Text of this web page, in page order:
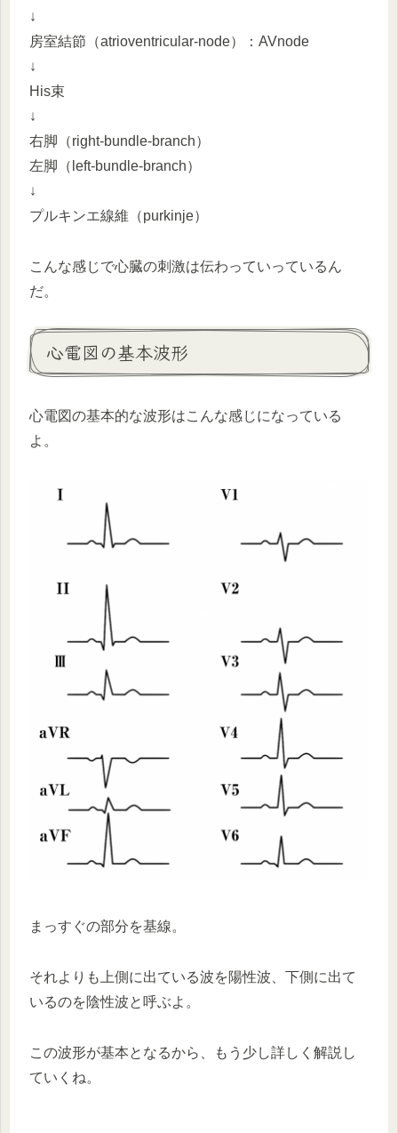
↓
房室結節（atrioventricular-node）：AVnode
↓
His束
↓
右脚（right-bundle-branch）
左脚（left-bundle-branch）
↓
プルキンエ線維（purkinje）
こんな感じで心臓の刺激は伝わっていっているん
だ。
心電図の基本波形
心電図の基本的な波形はこんな感じになっている
よ。
まっすぐの部分を基線。
それよりも上側に出ている波を陽性波、下側に出て
いるのを陰性波と呼ぶよ。
この波形が基本となるから、もう少し詳しく解説し
ていくね。